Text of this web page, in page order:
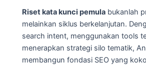
Riset kata kunci pemula bukanlah
melainkan siklus berkelanjutan.
search intent, menggunakan tools
menerapkan strategi silo tematik,
membangun fondasi SEO yang